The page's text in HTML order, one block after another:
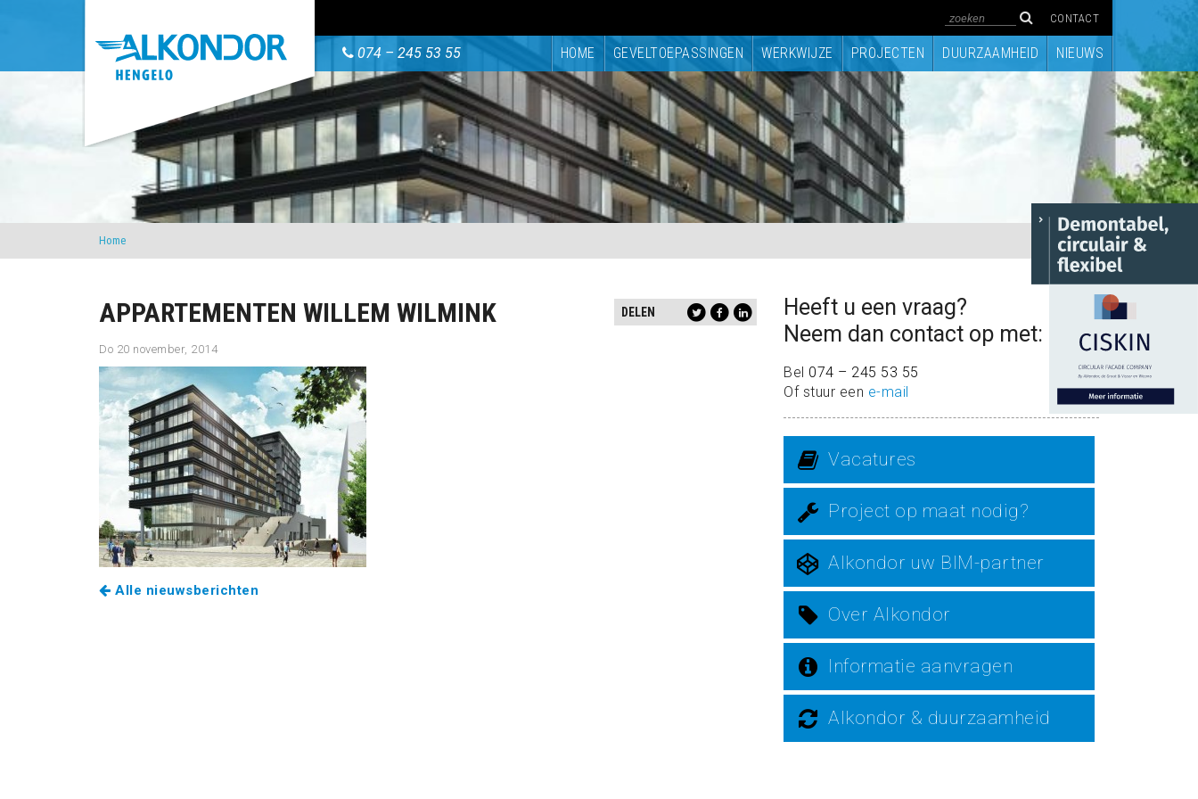
CONTACT
074 – 245 53 55 HOME GEVELTOEPASSINGEN WERKWIJZE PROJECTEN DUURZAAMHEID NIEUWS
Home
DELEN
APPARTEMENTEN WILLEM WILMINK
Do 20 november, 2014
Alle nieuwsberichten
Heeft u een vraag?
Neem dan contact op met:
Bel 074 – 245 53 55
Of stuur een e-mail
Vacatures
Project op maat nodig?
Alkondor uw BIM-partner
Over Alkondor
Informatie aanvragen
Alkondor & duurzaamheid